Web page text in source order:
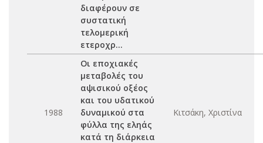
διαφέρουν σε
συστατική
τελομερική
ετεροχρ...
1988
Οι εποχιακές
μεταβολές του
αψισικού οξέος
και του υδατικού
δυναμικού στα
φύλλα της εληάς
κατά τη διάρκεια
Κιτσάκη, Χριστίνα